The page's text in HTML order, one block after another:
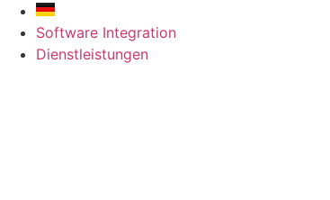
Skip
content
Software Integration
Dienstleistungen